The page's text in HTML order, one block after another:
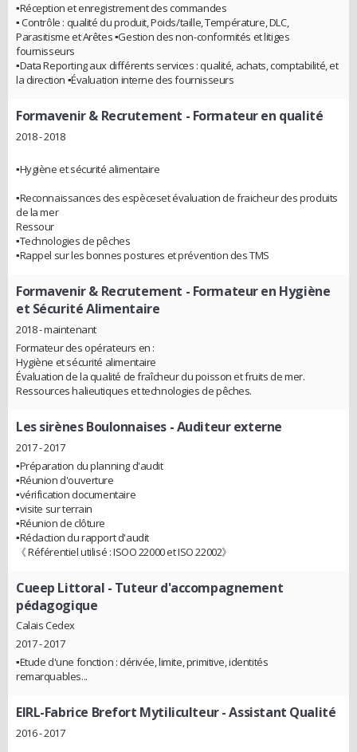
▪Réception et enregistrement des commandes
▪ Contrôle : qualité du produit, Poids/taille, Température, DLC,
Parasitisme et Arêtes ▪Gestion des non-conformités et litiges
fournisseurs
▪Data Reporting aux différents services : qualité, achats, comptabilité, et
la direction ▪Évaluation interne des fournisseurs
Formavenir & Recrutement - Formateur en qualité
2018 - 2018
▪Hygiène et sécurité alimentaire
▪Reconnaissances des espèceset évaluation de fraicheur des produits
de la mer
Ressour
▪Technologies de pêches
▪Rappel sur les bonnes postures et prévention des TMS
Formavenir & Recrutement - Formateur en Hygiène
et Sécurité Alimentaire
2018 - maintenant
Formateur des opérateurs en :
Hygiène et sécurité alimentaire
Évaluation de la qualité de fraîcheur du poisson et fruits de mer.
Ressources halieutiques et technologies de pêches.
Les sirènes Boulonnaises- Auditeur externe
2017 - 2017
▪Préparation du planning d'audit
▪Réunion d'ouverture
▪vérification documentaire
▪visite sur terrain
▪Réunion de clôture
▪Rédaction du rapport d'audit
《 Référentiel utilisé : ISOO 22000 et ISO 22002》
Cueep Littoral - Tuteur d'accompagnement
pédagogique
Calais Cedex
2017 - 2017
▪Etude d'une fonction : dérivée, limite, primitive, identités
remarquables...
EIRL-Fabrice Brefort Mytiliculteur- Assistant Qualité
2016 - 2017